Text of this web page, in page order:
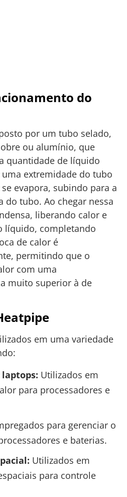
do
por um tubo selado,
ou alumínio, que
quantidade de líquido
extremidade do tubo
evapora, subindo para a
do tubo. Ao chegar nessa
liberando calor e
líquido, completando
de calor é
permitindo que o
com uma
muito superior à de
em uma variedade
Utilizados em
para processadores e
para gerenciar o
e baterias.
Utilizados em
para controle